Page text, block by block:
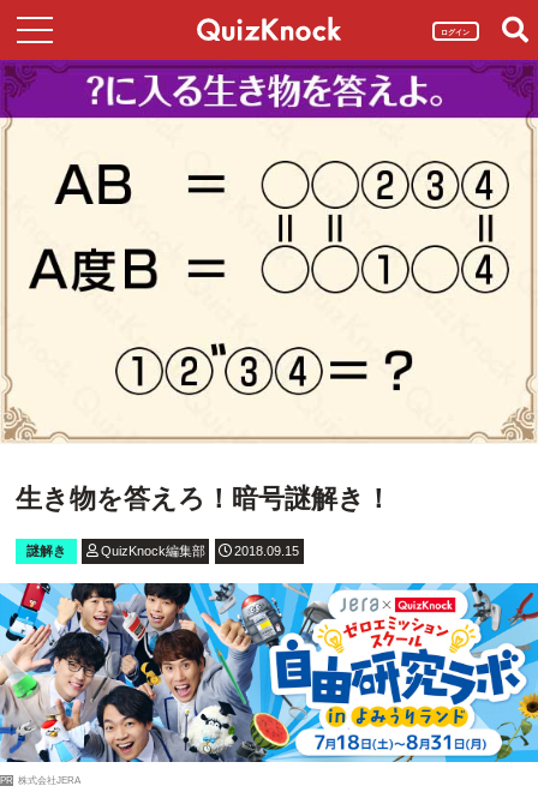
ログイン
生き物を答えろ！暗号謎解き！
謎解き QuizKnock編集部 2018.09.15
PR 株式会社JERA